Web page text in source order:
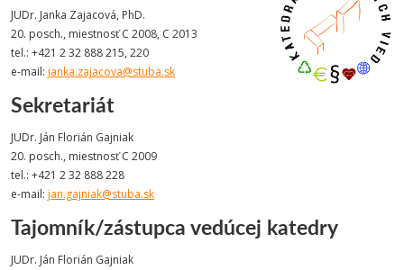
JUDr. Janka Zajacová, PhD.
20. posch., miestnosť C 2008, C 2013
tel.: +421 2 32 888 215, 220
e-mail: janka.zajacova@stuba.sk
Sekretariát
JUDr. Ján Florián Gajniak
20. posch., miestnosť C 2009
tel.: +421 2 32 888 228
e-mail: jan.gajniak@stuba.sk
Tajomník/zástupca vedúcej katedry
JUDr. Ján Florián Gajniak